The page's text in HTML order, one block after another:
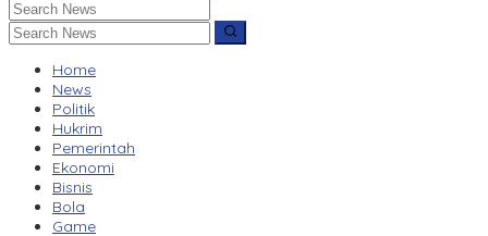
Home
News
Politik
Hukrim
Pemerintah
Ekonomi
Bisnis
Bola
Game